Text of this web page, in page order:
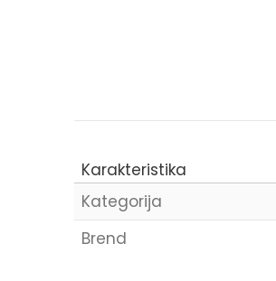
Karakteristika
Kategorija
Brend